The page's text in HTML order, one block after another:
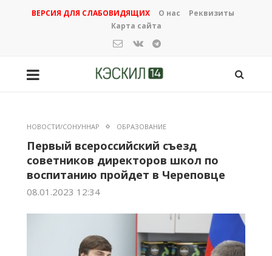
ВЕРСИЯ ДЛЯ СЛАБОВИДЯЩИХ О нас
Реквизиты
Карта сайта
НОВОСТИ/СОНУННАР ОБРАЗОВАНИЕ
Первый всероссийский съезд
советников директоров школ по
воспитанию пройдет в Череповце
08.01.2023 12:34